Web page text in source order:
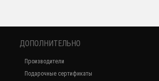
ДОПОЛНИТЕЛЬНО
Производители
Подарочные сертификаты